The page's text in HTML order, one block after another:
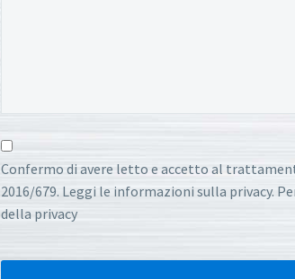
Confermo di avere letto e accetto al
2016/679. Leggi le informazioni sulla privacy.
della privacy